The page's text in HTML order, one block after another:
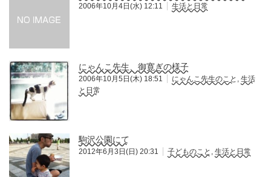
2006年10月4日(水) 12:11 生活と日常
にゃんこ先生、御寛ぎの様子
2006年10月5日(木) 18:51 にゃんこ先生のこと , 生活
と日常
駒沢公園にて
2012年6月3日(日) 20:31 子どものこと , 生活と日常